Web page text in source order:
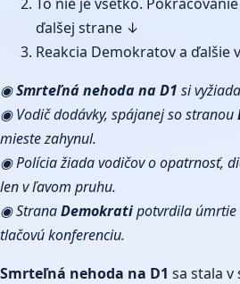
ďalšej strane ↓
Reakcia Demokratov a ďalšie
◉Smrteľná nehoda na D1 si
◉ Vodič dodávky, spájanej so stranou
mieste zahynul.
◉ Polícia žiada vodičov o opatrnosť,
len v ľavom pruhu.
◉ StranaDemokratipotvrdila
tlačovú konferenciu.
Smrteľná nehoda na D1 sa stala